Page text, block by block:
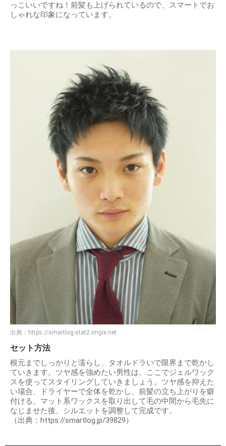
っこいいですね！前髪も上げられているので、スマートでお
しゃれな印象になっています。
出典： https://smartlog-stat2.imgix.net
セット方法
根元までしっかりと濡らし、タオルドラいで限界まで乾かし
ていきます。ツヤ感を強めたい男性は、ここでジェルワック
スを使ってスタイリングしていきましょう。ツヤ感を抑えた
い場合、ドライヤーで全体を乾かし、前髪の立ち上がりを癖
付ける。マット系ワックスを取り出して毛の中間から毛先に
なじませた後、シルエットを調整して完成です。
（出典：https://smartlog.jp/39829）